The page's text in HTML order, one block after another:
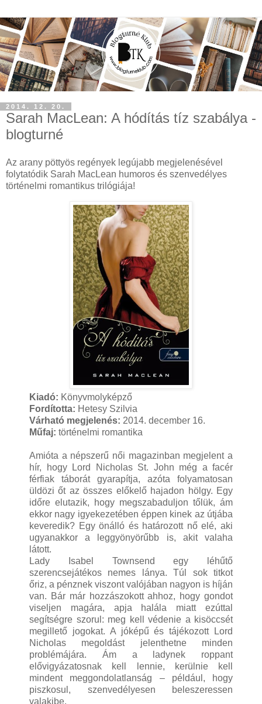
2014. 12. 20.
Sarah MacLean: A hódítás tíz szabálya -
blogturné
Az arany pöttyös regények legújabb megjelenésével
folytatódik Sarah MacLean humoros és szenvedélyes
történelmi romantikus trilógiája!
Kiadó: Könyvmolyképző
Fordította: Hetesy Szilvia
Várható megjelenés: 2014. december 16.
Műfaj: történelmi romantika
Amióta a népszerű női magazinban megjelent a
hír, hogy Lord Nicholas St. John még a facér
férfiak táborát gyarapítja, azóta folyamatosan
üldözi őt az összes előkelő hajadon hölgy. Egy
időre elutazik, hogy megszabaduljon tőlük, ám
ekkor nagy igyekezetében éppen kinek az útjába
keveredik? Egy önálló és határozott nő elé, aki
ugyanakkor a leggyönyörűbb is, akit valaha
látott.
Lady Isabel Townsend egy léhűtő
szerencsejátékos nemes lánya. Túl sok titkot
őriz, a pénznek viszont valójában nagyon is híján
van. Bár már hozzászokott ahhoz, hogy gondot
viseljen magára, apja halála miatt ezúttal
segítségre szorul: meg kell védenie a kisöccsét
megillető jogokat. A jóképű és tájékozott Lord
Nicholas megoldást jelenthetne minden
problémájára. Ám a ladynek roppant
elővigyázatosnak kell lennie, kerülnie kell
mindent meggondolatlanság – például, hogy
piszkosul, szenvedélyesen beleszeressen
valakibe.